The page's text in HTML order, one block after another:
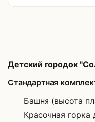
Детский городок
Стандартная
Башня (высота
Красочная